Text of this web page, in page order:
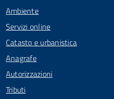
Ambiente
Servizi online
Catasto e urbanistica
Anagrafe
Autorizzazioni
Tributi